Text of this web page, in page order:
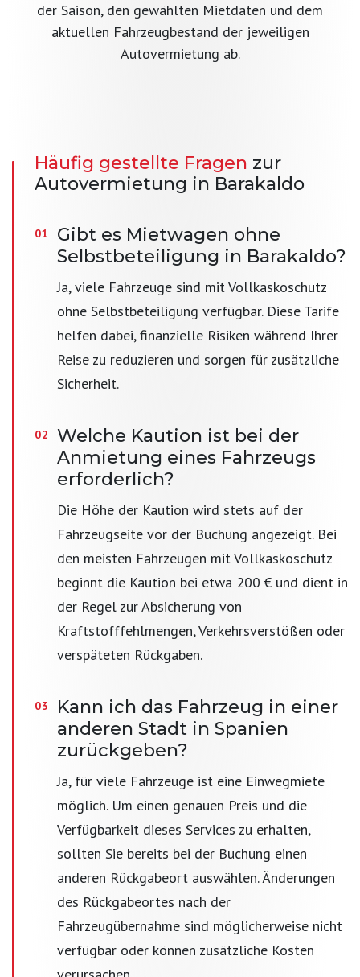
der Saison, den gewählten Mietdaten und dem
aktuellen Fahrzeugbestand der jeweiligen
Autovermietung ab.
Häufig gestellte Fragen zur
Autovermietung in Barakaldo
Gibt es Mietwagen ohne
Selbstbeteiligung in Barakaldo?
Ja, viele Fahrzeuge sind mit Vollkaskoschutz
ohne Selbstbeteiligung verfügbar. Diese Tarife
helfen dabei, finanzielle Risiken während Ihrer
Reise zu reduzieren und sorgen für zusätzliche
Sicherheit.
Welche Kaution ist bei der
Anmietung eines Fahrzeugs
erforderlich?
Die Höhe der Kaution wird stets auf der
Fahrzeugseite vor der Buchung angezeigt. Bei
den meisten Fahrzeugen mit Vollkaskoschutz
beginnt die Kaution bei etwa 200 € und dient in
der Regel zur Absicherung von
Kraftstofffehlmengen, Verkehrsverstößen oder
verspäteten Rückgaben.
Kann ich das Fahrzeug in einer
anderen Stadt in Spanien
zurückgeben?
Ja, für viele Fahrzeuge ist eine Einwegmiete
möglich. Um einen genauen Preis und die
Verfügbarkeit dieses Services zu erhalten,
sollten Sie bereits bei der Buchung einen
anderen Rückgabeort auswählen. Änderungen
des Rückgabeortes nach der
Fahrzeugübernahme sind möglicherweise nicht
verfügbar oder können zusätzliche Kosten